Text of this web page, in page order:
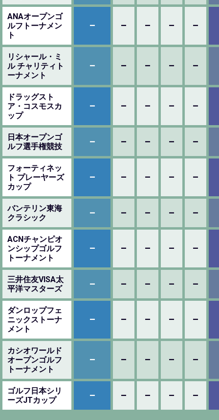
ANAオープンゴ
ルフトーナメン
ト
– – – – –
リシャール・ミ
ル チャリティト
ーナメント
– – – – –
ドラッグスト
ア・コスモスカ
ップ
– – – – –
日本オープンゴ
ルフ選手権競技
– – – – –
フォーティネッ
ト プレーヤーズ
カップ
– – – – –
バンテリン東海
クラシック
– – – – –
ACNチャンピオ
ンシップゴルフ
トーナメント
– – – – –
三井住友VISA太
平洋マスターズ
– – – – –
ダンロップフェ
ニックストーナ
メント
– – – – –
カシオワールド
オープンゴルフ
トーナメント
– – – – –
ゴルフ日本シリ
ーズJTカップ
– – – – –